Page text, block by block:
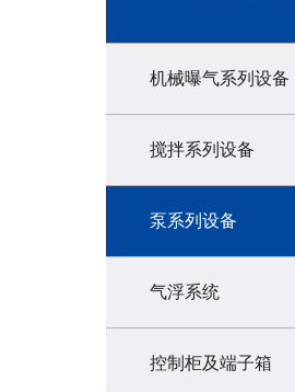
机械曝气系列设备
搅拌系列设备
泵系列设备
气浮系统
控制柜及端子箱